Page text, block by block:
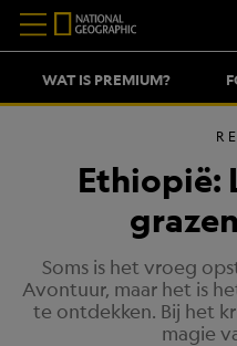
WAT IS PREMIUM?
Ethiopië:
Soms is het vroeg
Avontuur, maar het is
te ontdekken. Bij het
magie